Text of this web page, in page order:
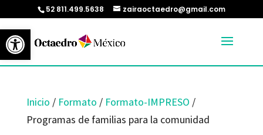
Abrir barra de herramientas
52 811.499.5638 zairaoctaedro@gmail.com
Inicio / Formato / Formato-IMPRESO /
Programas de familias para la comunidad